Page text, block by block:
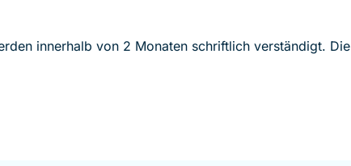
innerhalb von 2 Monaten schriftlich verständigt. Die